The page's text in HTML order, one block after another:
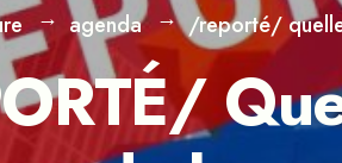
agenda /reporté/